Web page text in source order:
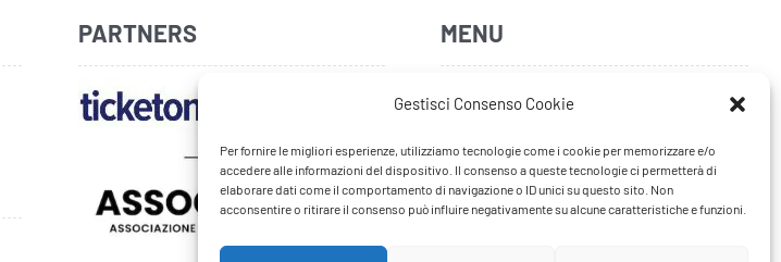
Gestisci Consenso Cookie
Per fornire le migliori esperienze, utilizziamo tecnologie come i cookie per memorizzare e/o
accedere alle informazioni del dispositivo. Il consenso a queste tecnologie ci permetterà di
elaborare dati come il comportamento di navigazione o ID unici su questo sito. Non
acconsentire o ritirare il consenso può influire negativamente su alcune caratteristiche e funzioni.
PARTNERS MENU
News
Tour